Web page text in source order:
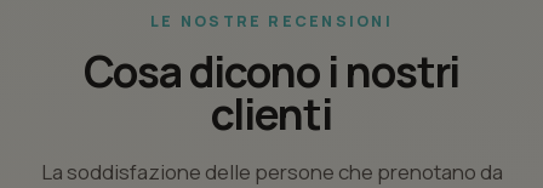
LE NOSTRE RECENSIONI
Cosa dicono i nostri
clienti
La soddisfazione delle persone che prenotano da